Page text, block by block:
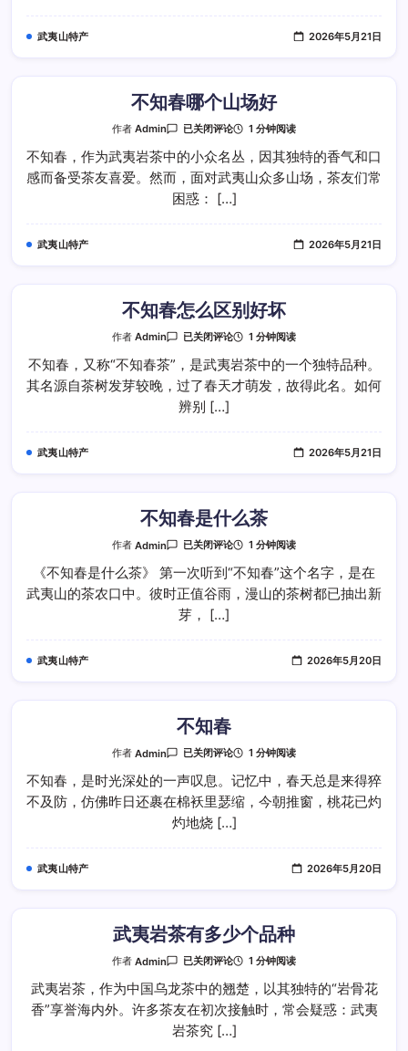
武夷山特产 2026年5月21日
不知春哪个山场好
作者Admin
不
春
哪
个
山
场
已关闭评论 1 分钟阅读
不知春，作为武夷岩茶中的小众名丛，因其独特的香气和口
感而备受茶友喜爱。然而，面对武夷山众多山场，茶友们常
困惑： […]
武夷山特产 2026年5月21日
不知春怎么区别好坏
作者Admin
不
怎
么
区
别
已关闭评论 1 分钟阅读
不知春，又称“不知春茶”，是武夷岩茶中的一个独特品种。
其名源自茶树发芽较晚，过了春天才萌发，故得此名。如何
辨别 […]
武夷山特产 2026年5月21日
不知春是什么茶
作者Admin
不
春
是
什
么
茶
已关闭评论 1 分钟阅读
《不知春是什么茶》 第一次听到“不知春”这个名字，是在
武夷山的茶农口中。彼时正值谷雨，漫山的茶树都已抽出新
芽， […]
武夷山特产 2026年5月20日
不知春
作者Admin
不
春
已关闭评论 1 分钟阅读
不知春，是时光深处的一声叹息。记忆中，春天总是来得猝
不及防，仿佛昨日还裹在棉袄里瑟缩，今朝推窗，桃花已灼
灼地烧 […]
武夷山特产 2026年5月20日
武夷岩茶有多少个品种
作者Admin
武
岩
茶
有
多
少
已关闭评论 1 分钟阅读
武夷岩茶，作为中国乌龙茶中的翘楚，以其独特的“岩骨花
香”享誉海内外。许多茶友在初次接触时，常会疑惑：武夷
岩茶究 […]